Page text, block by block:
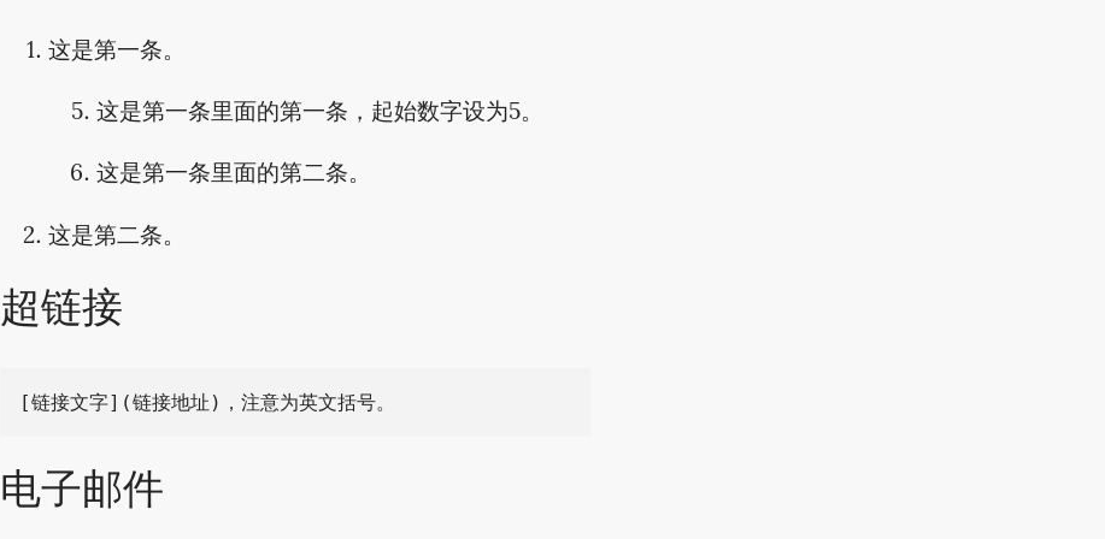
这是第一条。
这是第一条里面的第一条，起始数字设为5。
这是第一条里面的第二条。
这是第二条。
超链接
电子邮件